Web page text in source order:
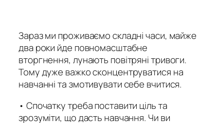
Зараз ми проживаємо складні часи, майже
два роки йде повномасштабне
вторгнення, лунають повітряні тривоги.
Тому дуже важко сконцентруватися на
навчанні та змотивувати себе вчитися.
• Спочатку треба поставити ціль та
зрозуміти, що дасть навчання. Чи ви